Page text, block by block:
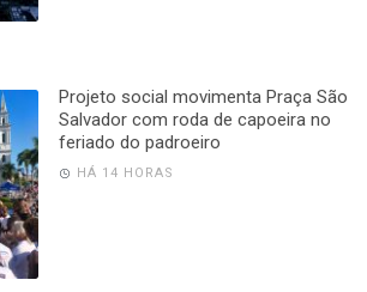
Projeto social movimenta Praça São
Salvador com roda de capoeira no
feriado do padroeiro
HÁ 14 HORAS